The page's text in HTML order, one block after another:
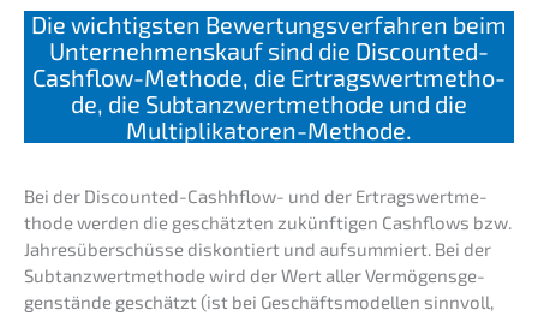
Die wichtigs­ten Bewer­tungs­ver­fah­ren beim
Unter­nehmens­kauf sind die Discoun­ted-
Cashflow-Metho­de, die Ertrags­wert­me­tho­
de, die Subtanz­wert­me­tho­de und die
Multiplikatoren-Methode.
Bei der Discoun­ted-Cashh­flow- und der Ertrags­wert­me­
tho­de werden die geschätz­ten zukünf­ti­gen Cashflows bzw.
Jahres­über­schüs­se diskon­tiert und aufsum­miert. Bei der
Subtanz­wert­me­tho­de wird der Wert aller Vermö­gens­ge­
gen­stän­de geschätzt (ist bei Geschäfts­mo­del­len sinnvoll,